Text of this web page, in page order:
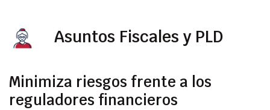
Asuntos Fiscales y PLD
Minimiza riesgos frente a los
reguladores financieros